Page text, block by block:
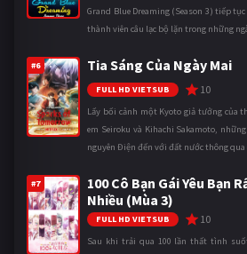
Grand Blue Dreaming (Season 3) tiếp
thành viên câu lạc bộ lặn trong những
#6 Tia Sáng Của Ngày Mai
FULL HD VIETSUB 10
Lấy bối cảnh một Kyoto giả tưởng của
em Seiroku và Kihachi Sakamoto,
nguyên Điện đến với đất nước thông
#7
100 Cô Bạn Gái Yêu Bạn
Nhiều (Mùa 3)
FULL HD VIETSUB 10
Sau khi trải qua 100 lần thất tình